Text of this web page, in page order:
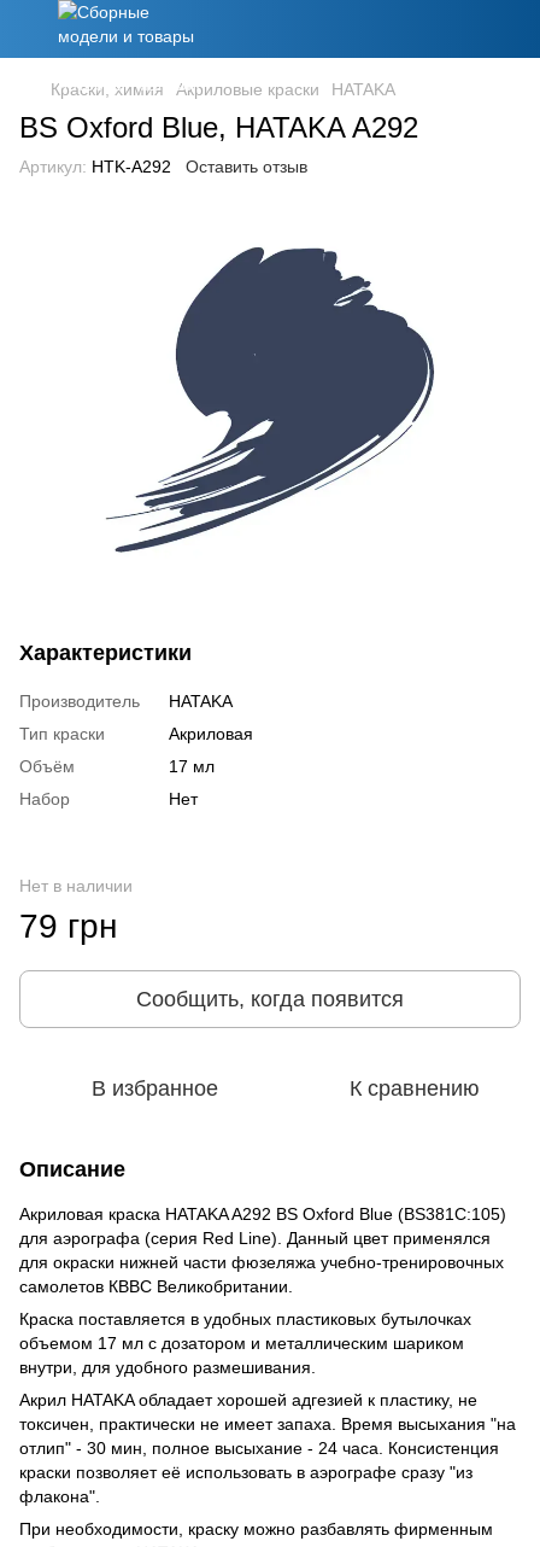
Краски, химия Акриловые краски HATAKA
BS Oxford Blue, HATAKA A292
Артикул: HTK-A292 Оставить отзыв
Характеристики
Производитель
HATAKA
Тип краски
Акриловая
Объём
17 мл
Набор
Нет
Нет в наличии
79 грн
Сообщить, когда появится
В избранное К сравнению
Описание
Акриловая краска HATAKA A292 BS Oxford Blue (BS381C:105)
для аэрографа (серия Red Line). Данный цвет применялся
для окраски нижней части фюзеляжа учебно-тренировочных
самолетов КВВС Великобритании.
Краска поставляется в удобных пластиковых бутылочках
объемом 17 мл с дозатором и металлическим шариком
внутри, для удобного размешивания.
Акрил HATAKA обладает хорошей адгезией к пластику, не
токсичен, практически не имеет запаха. Время высыхания "на
отлип" - 30 мин, полное высыхание - 24 часа. Консистенция
краски позволяет её использовать в аэрографе сразу "из
флакона".
При необходимости, краску можно разбавлять фирменным